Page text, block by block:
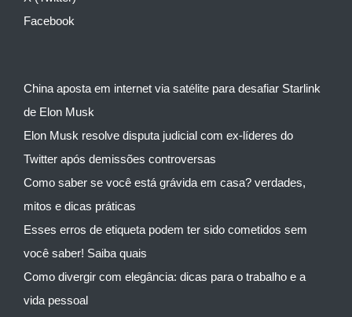
Facebook
China aposta em internet via satélite para desafiar Starlink
de Elon Musk
Elon Musk resolve disputa judicial com ex-líderes do
Twitter após demissões controversas
Como saber se você está grávida em casa? verdades,
mitos e dicas práticas
Esses erros de etiqueta podem ter sido cometidos sem
você saber! Saiba quais
Como divergir com elegância: dicas para o trabalho e a
vida pessoal